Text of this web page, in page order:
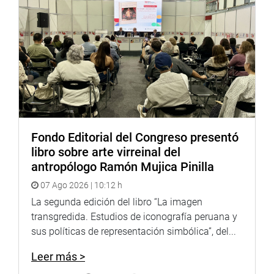
Fondo Editorial del Congreso presentó
libro sobre arte virreinal del
antropólogo Ramón Mujica Pinilla
07 Ago 2026 | 10:12 h
La segunda edición del libro “La imagen
transgredida. Estudios de iconografía peruana y
sus políticas de representación simbólica”, del...
Leer más >